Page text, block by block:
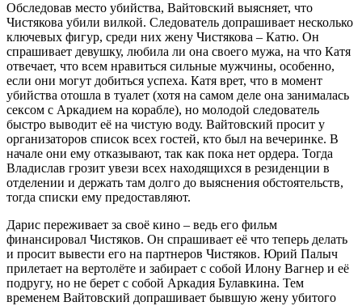
Обследовав место убийства, Вайтовский выясняет, что
Чистякова убили вилкой. Следователь допрашивает несколько
ключевых фигур, среди них жену Чистякова – Катю. Он
спрашивает девушку, любила ли она своего мужа, на что Катя
отвечает, что всем нравиться сильные мужчины, особенно,
если они могут добиться успеха. Катя врет, что в момент
убийства отошла в туалет (хотя на самом деле она занималась
сексом с Аркадием на корабле), но молодой следователь
быстро выводит её на чистую воду. Вайтовский просит у
организаторов список всех гостей, кто был на вечеринке. В
начале они ему отказывают, так как пока нет ордера. Тогда
Владислав грозит увези всех находящихся в резиденции в
отделении и держать там долго до выяснения обстоятельств,
тогда списки ему предоставляют.
Дарис переживает за своё кино – ведь его фильм
финансировал Чистяков. Он спрашивает её что теперь делать
и просит вывести его на партнеров Чистяков. Юрий Палыч
прилетает на вертолёте и забирает с собой Илону Вагнер и её
подругу, но не берет с собой Аркадия Булавкина. Тем
временем Вайтовский допрашивает бывшую жену убитого